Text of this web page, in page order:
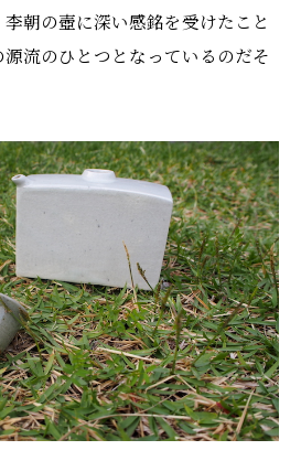
朝の壺に深い感銘を受けたこと
流のひとつとなっているのだそ